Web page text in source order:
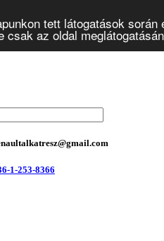
tett látogatások
az oldal
1-253-8366